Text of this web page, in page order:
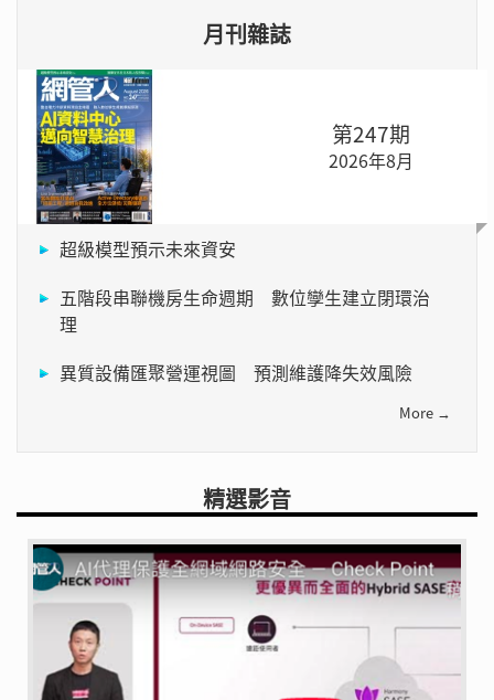
月刊雜誌
第247期
2026年8月
超級模型預示未來資安
五階段串聯機房生命週期 數位孿生建立閉環治
理
異質設備匯聚營運視圖 預測維護降失效風險
More →
精選影音